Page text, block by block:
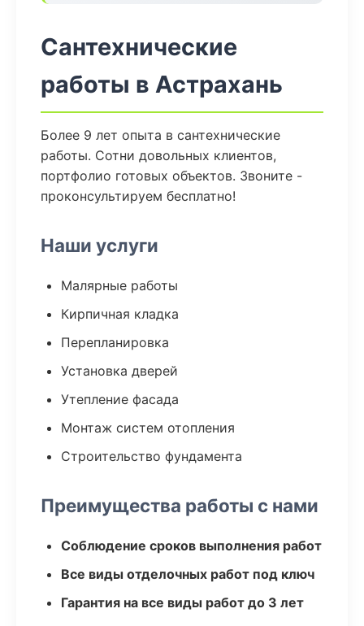
Сантехнические
работы в Астрахань
Более 9 лет опыта в сантехнические
работы. Сотни довольных клиентов,
портфолио готовых объектов. Звоните -
проконсультируем бесплатно!
Наши услуги
Малярные работы
Кирпичная кладка
Перепланировка
Установка дверей
Утепление фасада
Монтаж систем отопления
Строительство фундамента
Преимущества работы с нами
Соблюдение сроков выполнения работ
Все виды отделочных работ под ключ
Гарантия на все виды работ до 3 лет